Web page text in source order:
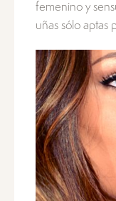
femenino y
uñas sólo aptas